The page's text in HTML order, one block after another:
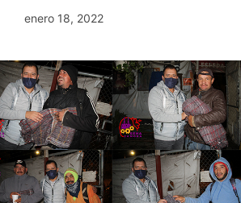
enero 18, 2022